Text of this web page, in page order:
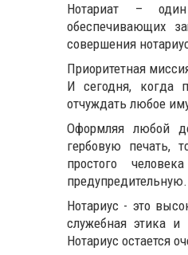
Нотариат – один
обеспечивающих
совершения
Приоритетная
И сегодня, когда
отчуждать любое
Оформляя любой
гербовую печать,
простого
предупредительную.
Нотариус - это
служебная этика и
Нотариус остается